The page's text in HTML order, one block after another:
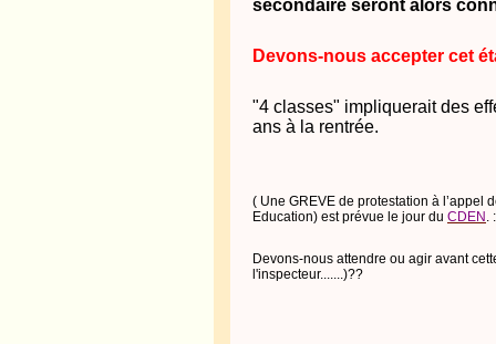
secondaire seront alors
Devons-nous accepter cet
"4 classes" impliquerait des
ans à la rentrée.
( Une GREVE de protestation à l’appel
Education) est prévue le jour duCDEN .
Devons-nous attendre ou agir avant
l'inspecteur.......)??